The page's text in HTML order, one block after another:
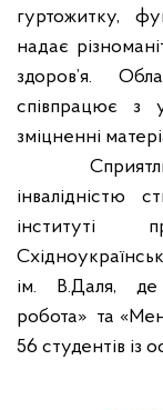
гуртожитку,
надає
здоров’я.
співпрацює з
зміцненні
інвалідністю
інституті
ім. В.Даля, де
робота» та
56 студентів із